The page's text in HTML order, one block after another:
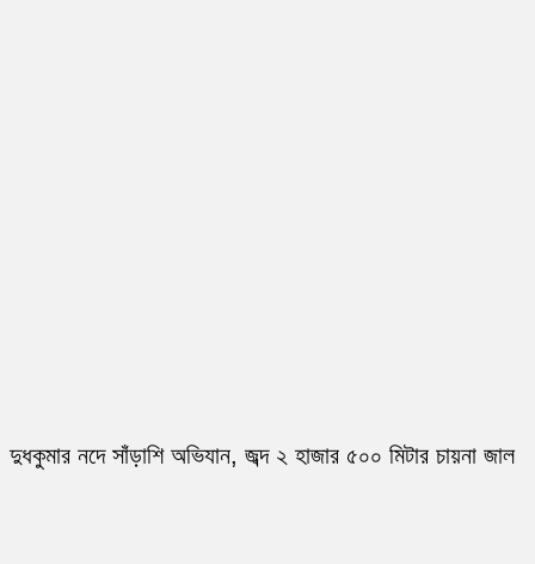
দুধকুমার নদে সাঁড়াশি অভিযান, জব্দ ২ হাজার ৫০০ মিটার চায়না জাল